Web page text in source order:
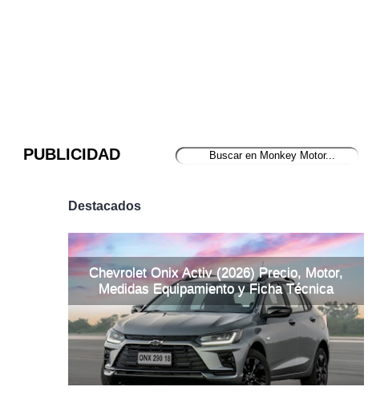
PUBLICIDAD
Destacados
Chevrolet Onix Activ (2026) Precio, Motor,
Medidas Equipamiento y Ficha Técnica